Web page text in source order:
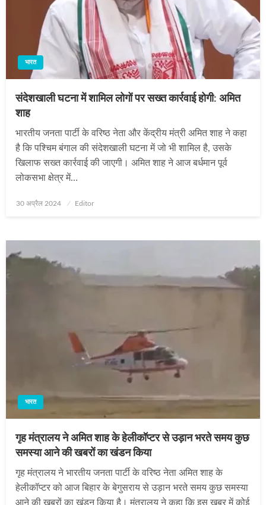
भारत
संदेशखाली घटना में शामिल लोगों पर सख्त कार्रवाई होगी: अमित
शाह
भारतीय जनता पार्टी के वरिष्ठ नेता और केंद्रीय मंत्री अमित शाह ने कहा
है कि पश्चिम बंगाल की संदेशखाली घटना में जो भी शामिल है, उसके
खिलाफ सख्त कार्रवाई की जाएगी। अमित शाह ने आज बर्धमान पूर्व
लोकसभा क्षेत्र में…
Posted
30 अप्रैल 2024 Editor
भारत
गृह मंत्रालय ने अमित शाह के हेलीकॉप्टर से उड़ान भरते समय कुछ
समस्या आने की खबरों का खंडन किया
गृह मंत्रालय ने भारतीय जनता पार्टी के वरिष्ठ नेता अमित शाह के
हेलीकॉप्टर को आज बिहार के बेगुसराय से उड़ान भरते समय कुछ समस्या
आने की खबरों का खंडन किया है। मंत्रालय ने कहा कि इस खबर में कोई